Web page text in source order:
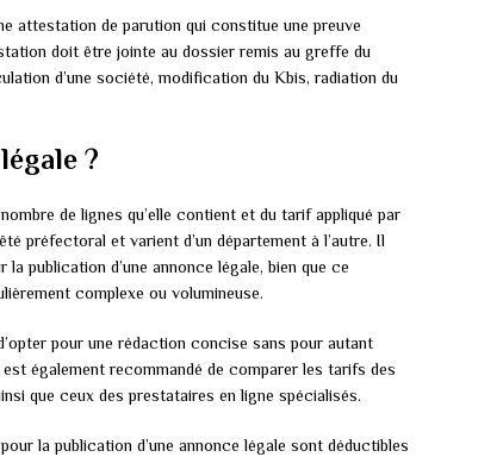
attestation de parution qui constitue une preuve
doit être jointe au dossier remis au greffe du
d’une société, modification du Kbis, radiation du
?
de lignes qu’elle contient et du tarif appliqué par
préfectoral et varient d’un département à l’autre. Il
publication d’une annonce légale, bien que ce
complexe ou volumineuse.
pour une rédaction concise sans pour autant
également recommandé de comparer les tarifs des
que ceux des prestataires en ligne spécialisés.
la publication d’une annonce légale sont déductibles